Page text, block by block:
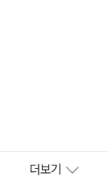
더보기